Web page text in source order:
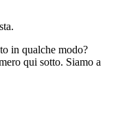
in qualche modo?
qui sotto. Siamo a